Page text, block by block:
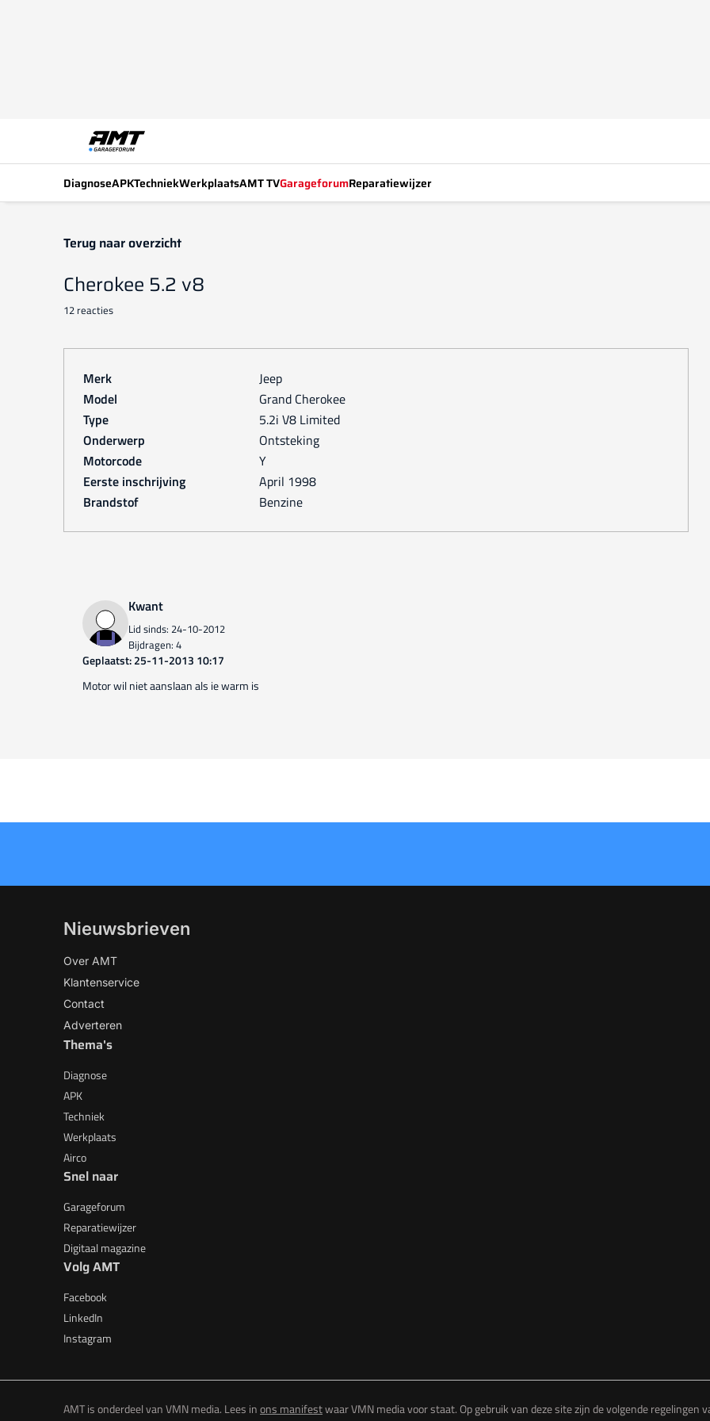
DiagnoseAPKTechniekWerkplaatsAMT TVGarageforumReparatiewijzer
Terug naar overzicht
Cherokee 5.2 v8
12 reacties
Merk
Jeep
Model
Grand Cherokee
Type
5.2i V8 Limited
Onderwerp
Ontsteking
Motorcode
Y
Eerste inschrijving
april 1998
Brandstof
Benzine
Kwant
Lid sinds: 24-10-2012
Bijdragen: 4
Geplaatst: 25-11-2013 10:17
Motor wil niet aanslaan als ie warm is
Nieuwsbrieven
Over AMT
Klantenservice
Contact
Adverteren
Thema's
Diagnose
APK
Techniek
Werkplaats
Airco
Snel naar
Garageforum
Reparatiewijzer
Digitaal magazine
Volg AMT
Facebook
LinkedIn
Instagram
AMT is onderdeel van VMN media. Lees inons manifestwaar VMN media voor staat. Op gebruik van deze site zijn de volgende regelingen